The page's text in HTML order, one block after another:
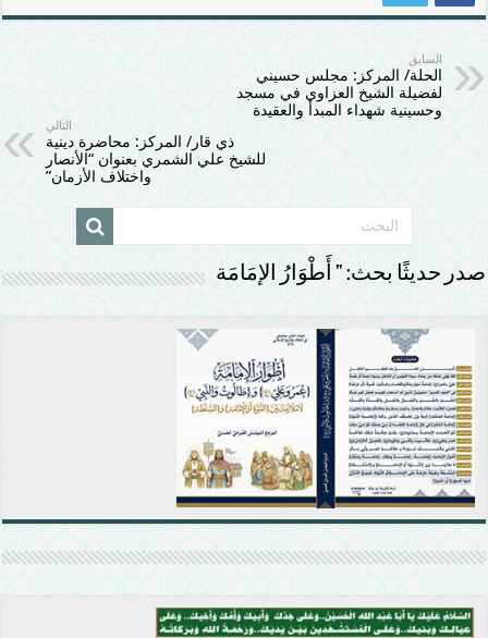
السابق
الحلة/ المركز: مجلس حسيني
لفضيلة الشيخ العزاوي في مسجد
وحسينية شهداء المبدأ والعقيدة
التالي
ذي قار/ المركز: محاضرة دينية
للشيخ علي الشمري بعنوان “الأنصار
واختلاف الأزمان”
صدر حديثًا بحث: ” أَطْوَارُ الإمَامَة